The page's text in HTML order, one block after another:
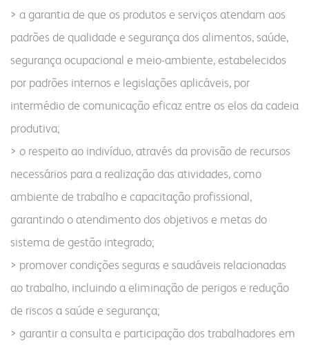
> a garantia de que os produtos e serviços atendam aos
padrões de qualidade e segurança dos alimentos, saúde,
segurança ocupacional e meio-ambiente, estabelecidos
por padrões internos e legislações aplicáveis, por
intermédio de comunicação eficaz entre os elos da cadeia
produtiva;
> o respeito ao indivíduo, através da provisão de recursos
necessários para a realização das atividades, como
ambiente de trabalho e capacitação profissional,
garantindo o atendimento dos objetivos e metas do
sistema de gestão integrado;
> promover condições seguras e saudáveis relacionadas
ao trabalho, incluindo a eliminação de perigos e redução
de riscos a saúde e segurança;
> garantir a consulta e participação dos trabalhadores em